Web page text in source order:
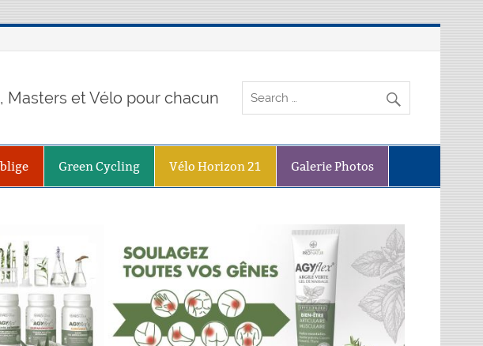
Masters et Vélo pour chacun
Green Cycling Vélo Horizon 21 Galerie Photos